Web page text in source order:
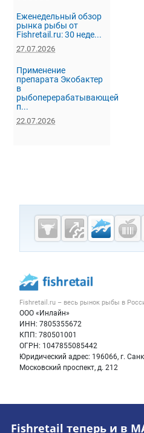
Еженедельный обзор
рынка рыбы от
Fishretail.ru: 30 неде...
27.07.2026
Применение
препарата Экобактер
в
рыбоперерабатывающей
п...
22.07.2026
Fishretail теперь и в
Дополнительная
Cсылки на
Fishretail.ru —
рыба,
Важные разделы и
Fishretail.ru – весь рынок рыбы в
ООО «Инлайн»
ИНН: 7805355672
КПП: 780501001
ОГРН: 1047855085442
Юридический адрес: 196066, г.
Московский проспект, д. 212